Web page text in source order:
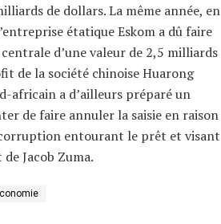
de dollars. La même année, en
étatique Eskom a dû faire
centrale d’une valeur de 2,5 milliards
de la société chinoise Huarong
africain a d’ailleurs préparé un
de faire annuler la saisie en raison
entourant le prêt et visant
Jacob Zuma.